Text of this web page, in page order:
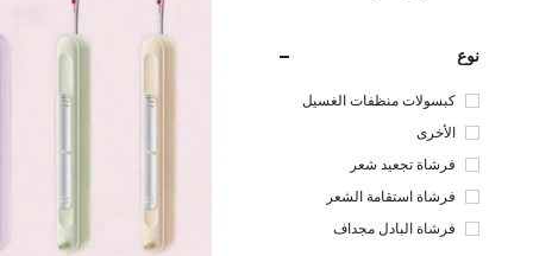
نوع
كبسولات منظفات الغسيل
الأخرى
فرشاة تجعيد شعر
فرشاة استقامة الشعر
فرشاة البادل مجداف